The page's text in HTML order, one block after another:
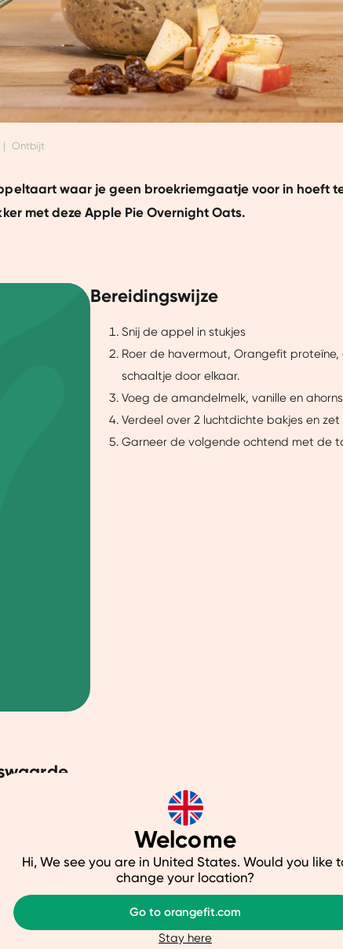
Details
ervaring beter te maken.
onze website beter afstemmen op jouw voorkeuren, je
helpen ze ons om onze website te verbeteren. We
je een gepersonaliseerde ervaring te bieden. Meer weten?
| Ontbijt
waar je geen broekriemgaatje voor in hoeft
met deze Apple Pie Overnight Oats.
Bereidingswijze
Snij de appel in stukjes
Roer de havermout, Orangefit
schaaltje door elkaar.
Voeg de amandelmelk, vanille en
Verdeel over 2 luchtdichte bakjes en
Garneer de volgende ochtend met de
Kcal: 643
92g
32g
Welcome
Hi, We see you are in United States. Would you like
change your location?
Go to orangefit.com
Stay here